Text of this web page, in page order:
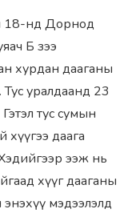
18-нд Дорнод
Б зээ
хурдан дааганы
уралдаанд 23
тус сумын
хүүгээ даага
ээж нь
хүүг дааганы
мэдээлэлд